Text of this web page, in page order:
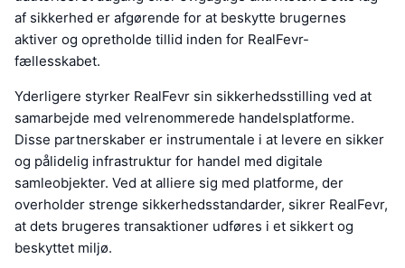
af sikkerhed er afgørende for at beskytte brugernes
aktiver og opretholde tillid inden for RealFevr-
fællesskabet.
Yderligere styrker RealFevr sin sikkerhedsstilling ved at
samarbejde med velrenommerede handelsplatforme.
Disse partnerskaber er instrumentale i at levere en sikker
og pålidelig infrastruktur for handel med digitale
samleobjekter. Ved at alliere sig med platforme, der
overholder strenge sikkerhedsstandarder, sikrer RealFevr,
at dets brugeres transaktioner udføres i et sikkert og
beskyttet miljø.